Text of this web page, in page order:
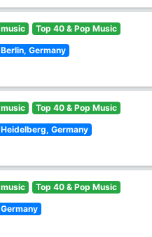
music Top 40 & Pop Music
Berlin, Germany
music Top 40 & Pop Music
Heidelberg, Germany
music Top 40 & Pop Music
Germany